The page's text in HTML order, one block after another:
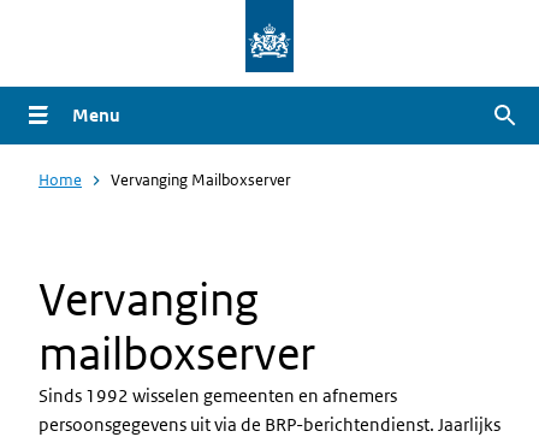
naar
de
gaan
Menu
Home Vervanging Mailboxserver
Vervanging
mailboxserver
Sinds 1992 wisselen gemeenten en afnemers
persoonsgegevens uit via de BRP-berichtendienst. Jaarlijks